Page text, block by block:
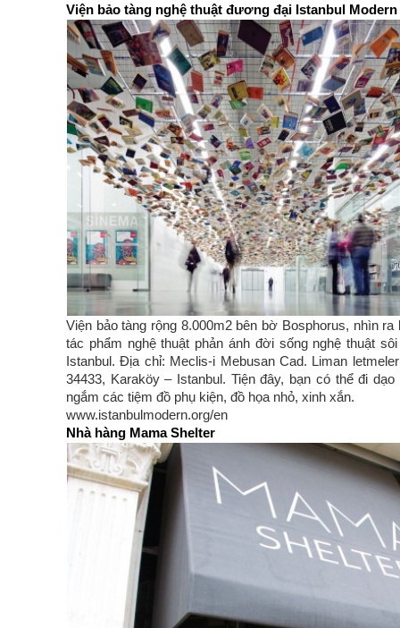
Viện bảo tàng nghệ thuật đương đại Istanbul Modern
Viện bảo tàng rộng 8.000m2 bên bờ Bosphorus, nhìn
tác phẩm nghệ thuật phản ánh đời sống nghệ thuật
Istanbul. Địa chỉ: Meclis-i Mebusan Cad. Liman
34433, Karaköy – Istanbul. Tiện đây, bạn có thể đi dạo
ngắm các tiệm đồ phụ kiện, đồ họa nhỏ, xinh xắn.
www.istanbulmodern.org/en
Nhà hàng Mama Shelter